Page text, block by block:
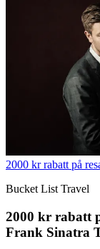
2000 kr rabatt på
Bucket List Travel
2000 kr rabatt
Frank Sinatra